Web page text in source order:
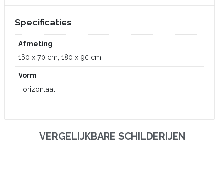
Specificaties
Afmeting
160 x 70 cm, 180 x 90 cm
Vorm
Horizontaal
VERGELIJKBARE SCHILDERIJEN